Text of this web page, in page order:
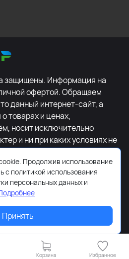
защищены. Информация на
офертой. Обращаем
данный интернет-сайт, а
товарах и ценах,
носит исключительно
и ни при каких условиях не
определяемой
Гражданского кодекса
Для получения подробной
стоимости указанных
обращайтесь к
специальной формы
+7-495-627-77-11.
Корзина Избранное
Продолжив использование
с политикой использования
персональных данных и
Принять